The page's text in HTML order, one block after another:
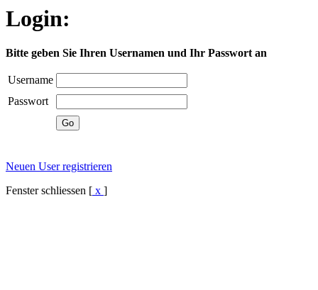
Login:
Bitte geben Sie Ihren Usernamen und Ihr Passwort an
Username
Passwort
Neuen User registrieren
Fenster schliessen [ x ]